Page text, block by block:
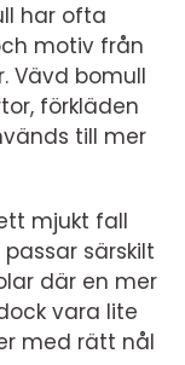
har ofta
motiv från
Vävd bomull
förkläden
till mer
mjukt fall
särskilt
där en mer
vara lite
med rätt nål